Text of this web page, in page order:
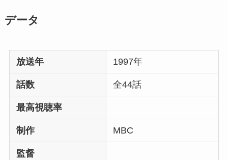
データ
放送年 1997年
話数 全44話
最高視聴率
制作 MBC
監督